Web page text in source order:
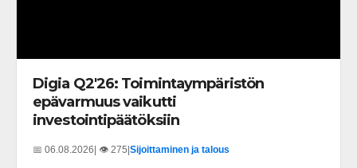
Digia Q2'26: Toimintaympäristön
epävarmuus vaikutti
investointipäätöksiin
📅 06.08.2026| 👁️ 275|Sijoittaminen ja talous